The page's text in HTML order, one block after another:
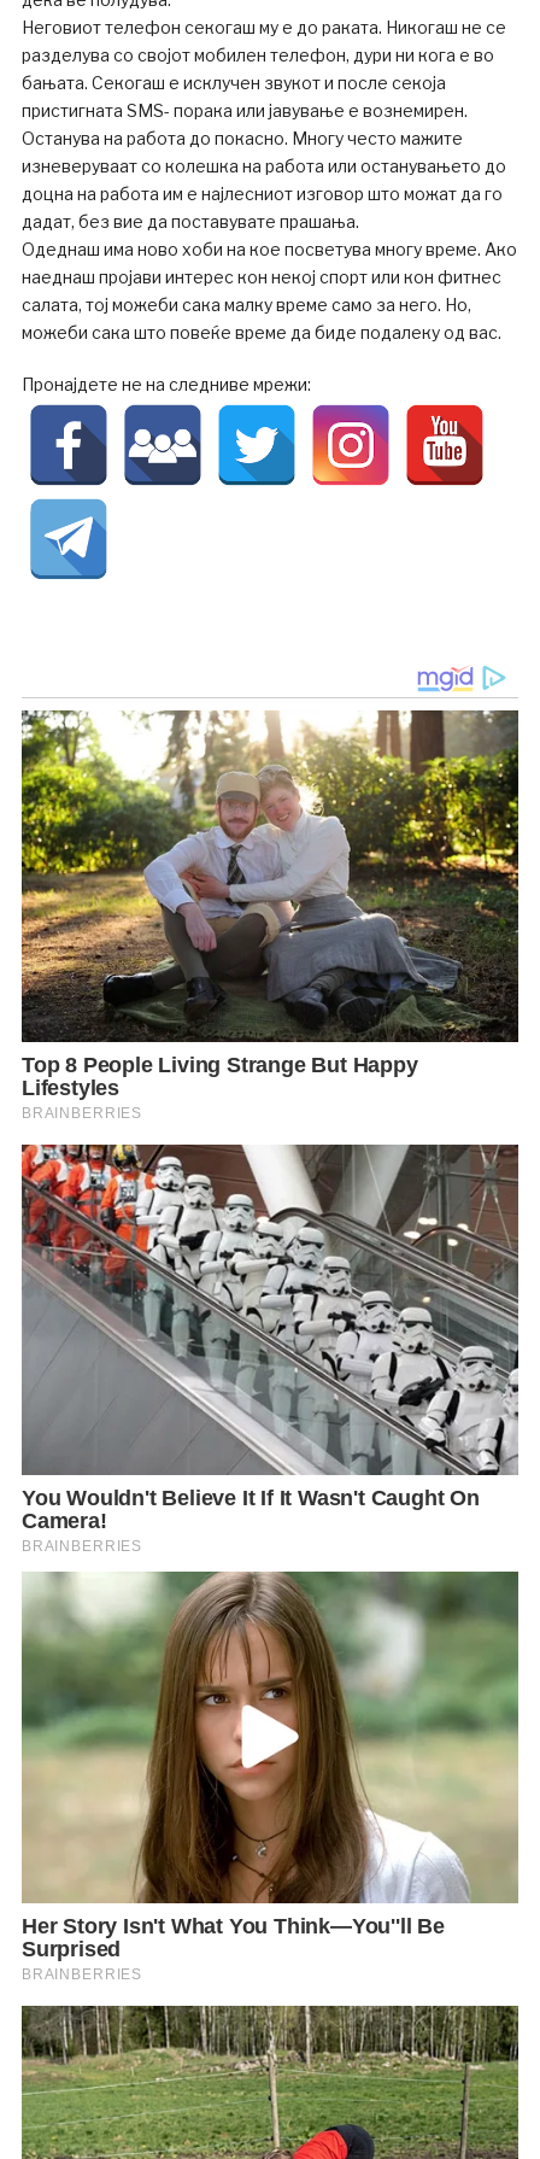
Неговиот телефон секогаш му е до раката. Никогаш не се
разделува со својот мобилен телефон, дури ни кога е во
бањата. Секогаш е исклучен звукот и после секоја
пристигната SMS- порака или јавување е вознемирен.
Останува на работа до покасно. Многу често мажите
изневеруваат со колешка на работа или останувањето до
доцна на работа им е најлесниот изговор што можат да го
дадат, без вие да поставувате прашања.
Одеднаш има ново хоби на кое посветува многу време. Ако
наеднаш пројави интерес кон некој спорт или кон фитнес
салата, тој можеби сака малку време само за него. Но,
можеби сака што повеќе време да биде подалеку од вас.
Пронајдете не на следниве мрежи: